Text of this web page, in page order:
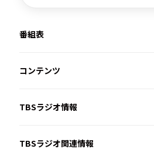
番組表
コンテンツ
TBSラジオ情報
TBSラジオ関連情報